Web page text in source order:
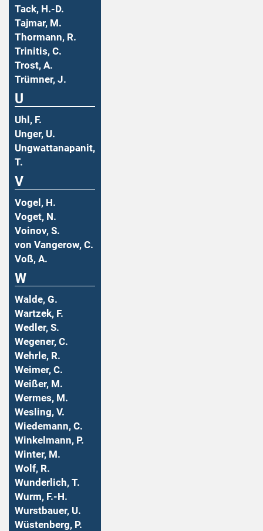
Tack, H.-D.
Tajmar, M.
Thormann, R.
Trinitis, C.
Trost, A.
Trümner, J.
U
Uhl, F.
Unger, U.
Ungwattanapanit,
T.
V
Vogel, H.
Voget, N.
Voinov, S.
von Vangerow, C.
Voß, A.
W
Walde, G.
Wartzek, F.
Wedler, S.
Wegener, C.
Wehrle, R.
Weimer, C.
Weißer, M.
Wermes, M.
Wesling, V.
Wiedemann, C.
Winkelmann, P.
Winter, M.
Wolf, R.
Wunderlich, T.
Wurm, F.-H.
Wurstbauer, U.
Wüstenberg, P.